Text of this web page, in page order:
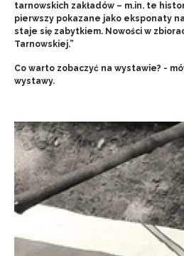
tarnowskich zakładów – m.in. te
pierwszy pokazane jako eksponaty
staje się zabytkiem. Nowości w
Tarnowskiej.”
Co warto zobaczyć na wystawie? -
wystawy.